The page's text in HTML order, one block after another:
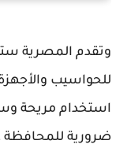
وتقدم المصرية
للحواسيب والأجهزة
استخدام مريحة
ضرورية للمحافظة